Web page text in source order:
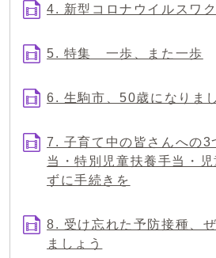
4. 新型コロナウイルスワ
5. 特集 一歩、また一歩
6. 生駒市、50歳になりま
7. 子育て中の皆さんへの
当・特別児童扶養手当・
ずに手続きを
8. 受け忘れた予防接種、
ましょう